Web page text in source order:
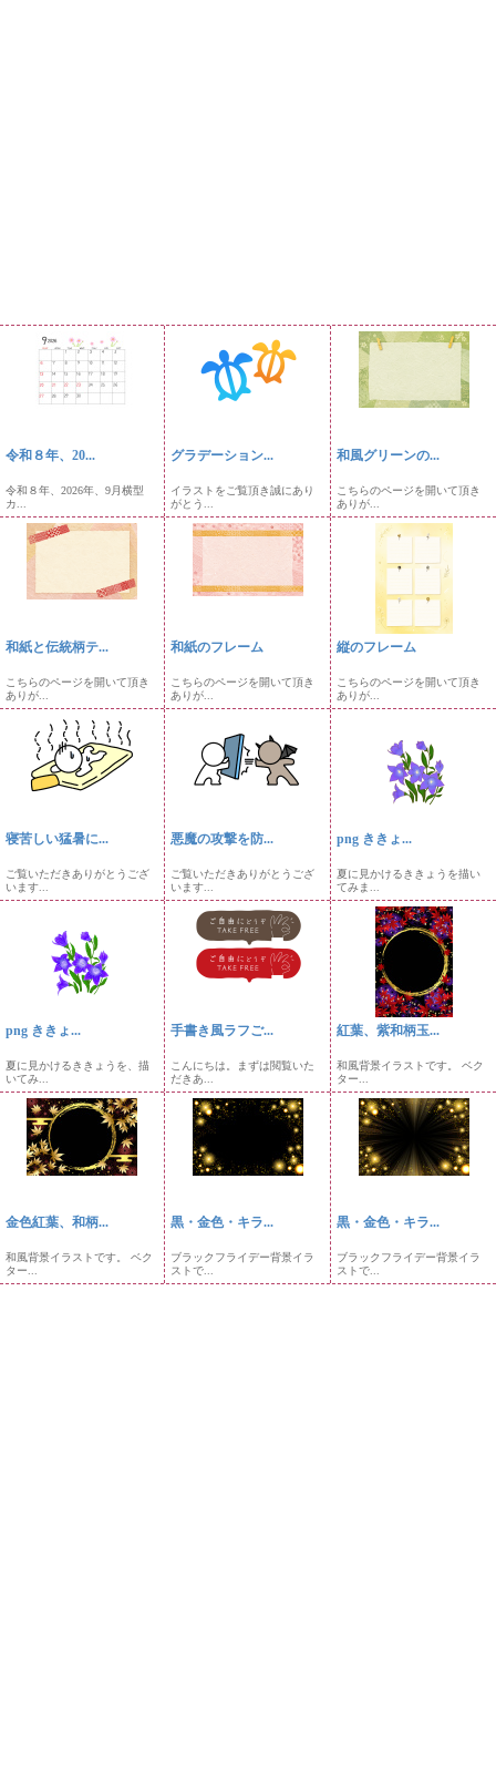
令和８年、20...
令和８年、2026年、9月横型
カ...
グラデーション...
イラストをご覧頂き誠にあり
がとう...
和風グリーンの...
こちらのページを開いて頂き
ありが...
和紙と伝統柄テ...
こちらのページを開いて頂き
ありが...
和紙のフレーム
こちらのページを開いて頂き
ありが...
縦のフレーム
こちらのページを開いて頂き
ありが...
寝苦しい猛暑に...
ご覧いただきありがとうござ
います...
悪魔の攻撃を防...
ご覧いただきありがとうござ
います...
png ききょ...
夏に見かけるききょうを描い
てみま...
png ききょ...
夏に見かけるききょうを、描
いてみ...
手書き風ラフご...
こんにちは。まずは閲覧いた
だきあ...
紅葉、紫和柄玉...
和風背景イラストです。 ベク
ター...
金色紅葉、和柄...
和風背景イラストです。 ベク
ター...
黒・金色・キラ...
ブラックフライデー背景イラ
ストで...
黒・金色・キラ...
ブラックフライデー背景イラ
ストで...